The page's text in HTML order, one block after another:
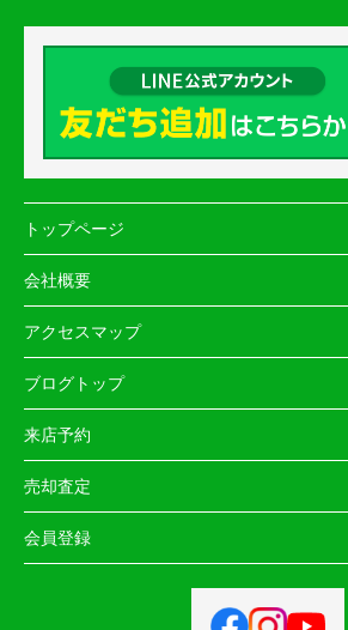
トップページ
会社概要
アクセスマップ
ブログトップ
来店予約
売却査定
会員登録